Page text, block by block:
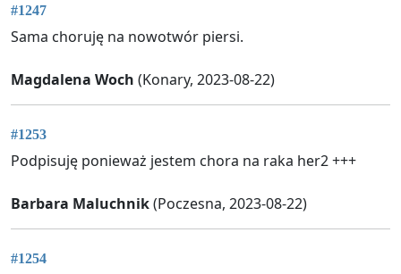
#1247
Sama choruję na nowotwór piersi.
Magdalena Woch (Konary, 2023-08-22)
#1253
Podpisuję ponieważ jestem chora na raka her2 +++
Barbara Maluchnik(Poczesna, 2023-08-22)
#1254